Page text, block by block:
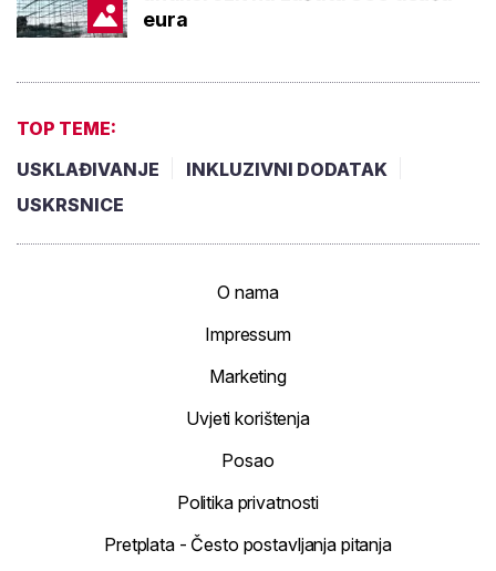
TOP TEME:
USKRSNICE
O nama
Uvjeti korištenja
Posao
Politika privatnosti
Pretplata - Često postavljanja pitanja
Srednja.hr
Baustela.hr